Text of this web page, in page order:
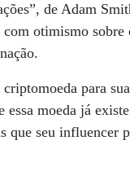
de Adam
otimismo
para
moeda já
que seu influencer